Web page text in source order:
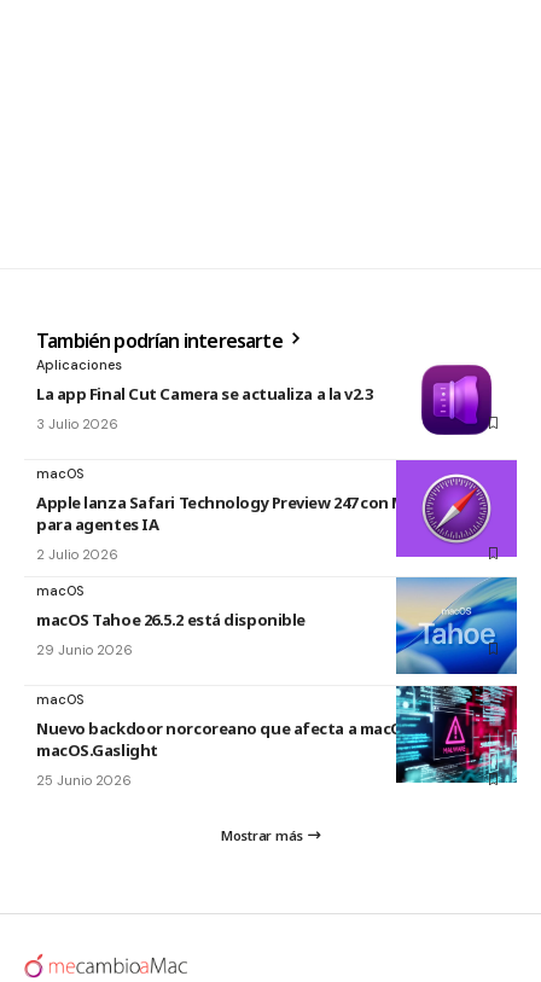
También podrían interesarte
Aplicaciones
La app Final Cut Camera se actualiza a la v2.3
3 Julio 2026
macOS
Apple lanza Safari Technology Preview 247 con MCP Server
para agentes IA
2 Julio 2026
macOS
macOS Tahoe 26.5.2 está disponible
29 Junio 2026
macOS
Nuevo backdoor norcoreano que afecta a macOS:
macOS.Gaslight
25 Junio 2026
Mostrar más